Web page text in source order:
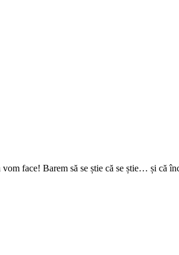
face! Barem să se știe că se știe… și că